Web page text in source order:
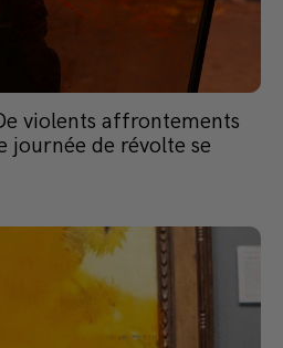
violents affrontements
journée de révolte se